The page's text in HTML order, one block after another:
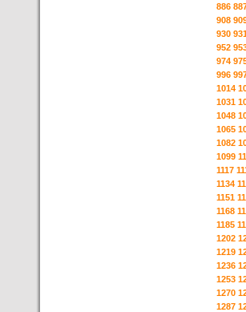
886
908
930
952
974
996
1014
1031
1048
1065
1082
1099
1117
1134
1151
1168
1185
1202
1219
1236
1253
1270
1287